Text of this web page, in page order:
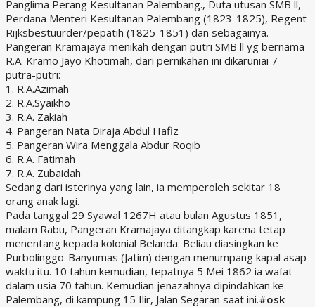
Panglima Perang Kesultanan Palembang., Duta utusan SMB ll,
Perdana Menteri Kesultanan Palembang (1823-1825), Regent
Rijksbestuurder/pepatih (1825-1851) dan sebagainya.
Pangeran Kramajaya menikah dengan putri SMB ll yg bernama
R.A. Kramo Jayo Khotimah, dari pernikahan ini dikaruniai 7
putra-putri:
1. R.A.Azimah
2. R.A.Syaikho
3. R.A. Zakiah
4. Pangeran Nata Diraja Abdul Hafiz
5. Pangeran Wira Menggala Abdur Roqib
6. R.A. Fatimah
7. R.A. Zubaidah
Sedang dari isterinya yang lain, ia memperoleh sekitar 18
orang anak lagi.
Pada tanggal 29 Syawal 1267H atau bulan Agustus 1851,
malam Rabu, Pangeran Kramajaya ditangkap karena tetap
menentang kepada kolonial Belanda. Beliau diasingkan ke
Purbolinggo-Banyumas (Jatim) dengan menumpang kapal asap
waktu itu. 10 tahun kemudian, tepatnya 5 Mei 1862 ia wafat
dalam usia 70 tahun. Kemudian jenazahnya dipindahkan ke
Palembang, di kampung 15 Ilir, Jalan Segaran saat ini.#osk